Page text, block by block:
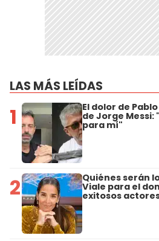
LAS MÁS LEÍDAS
1 El dolor de
de Jorge
para mí"
2 Quiénes serán
Viale para el
exitosos